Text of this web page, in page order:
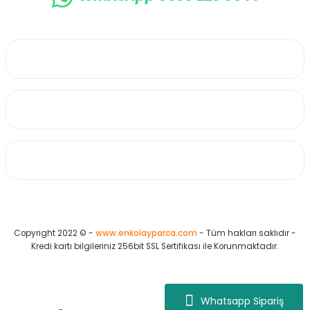
Whatsapp Sipariş
Copyright 2022 © - www.enkolayparca.com - Tüm hakları saklıdır -
Kredi kartı bilgileriniz 256bit SSL Sertifikası ile Korunmaktadır.